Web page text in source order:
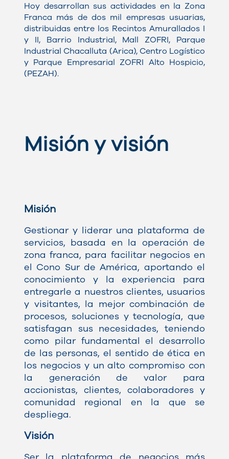
Hoy desarrollan sus actividades en la Zona
Franca más de dos mil empresas usuarias,
distribuidas entre los Recintos Amurallados I
y II, Barrio Industrial, Mall ZOFRI, Parque
Industrial Chacalluta (Arica), Centro Logístico
y Parque Empresarial ZOFRI Alto Hospicio,
(PEZAH).
Misión y visión
Misión
Gestionar y liderar una plataforma de
servicios, basada en la operación de
zona franca, para facilitar negocios en
el Cono Sur de América, aportando el
conocimiento y la experiencia para
entregarle a nuestros clientes, usuarios
y visitantes, la mejor combinación de
procesos, soluciones y tecnología, que
satisfagan sus necesidades, teniendo
como pilar fundamental el desarrollo
de las personas, el sentido de ética en
los negocios y un alto compromiso con
la generación de valor para
accionistas, clientes, colaboradores y
comunidad regional en la que se
despliega.
Visión